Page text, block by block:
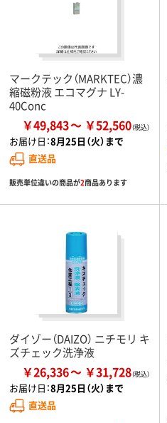
マークテック（MARKTEC）濃
縮磁粉液 エコマグナ LY-
40Conc
￥49,843 ￥52,560
お届け日：8月25日（火）まで
直送品
販売単位違いの商品が2商品あります
ダイゾー（DAIZO） ニチモリ キ
ズチェック洗浄液
￥26,336 ￥31,728
お届け日：8月25日（火）まで
直送品